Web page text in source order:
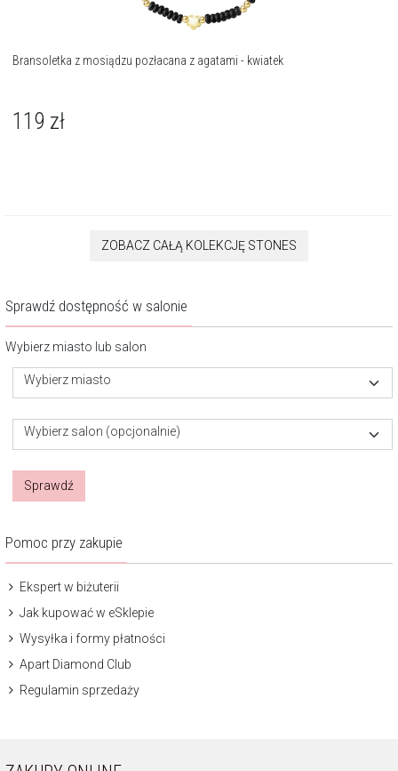
Bransoletka z mosiądzu pozłacana z agatami - kwiatek
119 zł
ZOBACZ CAŁĄ KOLEKCJĘ STONES
Sprawdź dostępność w salonie
Wybierz miasto lub salon
Wybierz miasto
Wybierz salon (opcjonalnie)
Sprawdź
Pomoc przy zakupie
Ekspert w biżuterii
Jak kupować w eSklepie
Wysyłka i formy płatności
Apart Diamond Club
Regulamin sprzedaży